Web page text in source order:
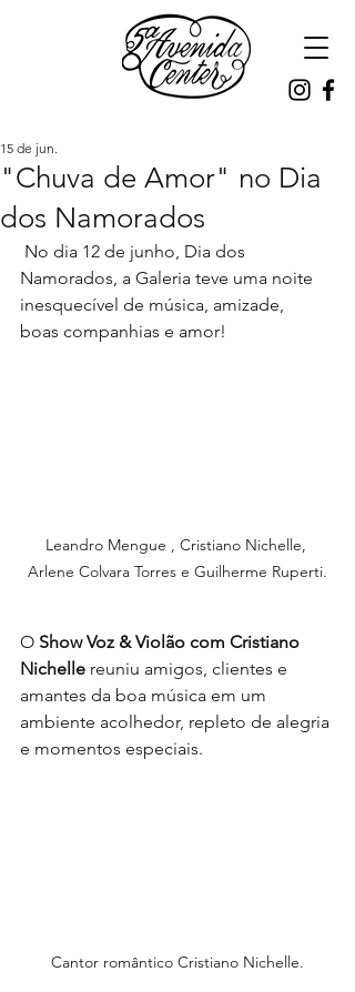
"Chuva de Amor" no Dia
dos Namorados
15 de jun.
No dia 12 de junho, Dia dos
Namorados, a Galeria teve uma noite
inesquecível de música, amizade,
boas companhias e amor!
Leandro Mengue , Cristiano Nichelle,
Arlene Colvara Torres e Guilherme Ruperti.
O Show Voz & Violão com Cristiano
Nichelle reuniu amigos, clientes e
amantes da boa música em um
ambiente acolhedor, repleto de alegria
e momentos especiais.
Cantor romântico Cristiano Nichelle.